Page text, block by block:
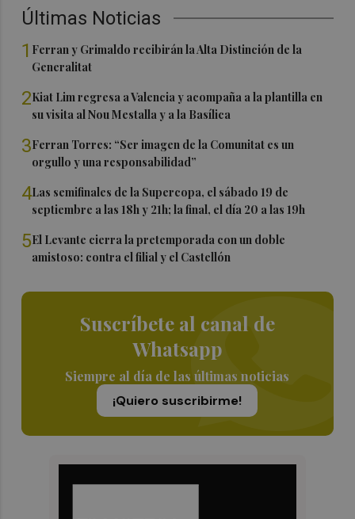
Últimas Noticias
1 Ferran y Grimaldo recibirán la Alta Distinción de la
Generalitat
2Kiat Lim regresa a Valencia y acompaña a la plantilla en
su visita al Nou Mestalla y a la Basílica
3Ferran Torres: “Ser imagen de la Comunitat es un
orgullo y una responsabilidad”
4Las semifinales de la Supercopa, el sábado 19 de
septiembre a las 18h y 21h; la final, el día 20 a las 19h
5El Levante cierra la pretemporada con un doble
amistoso: contra el filial y el Castellón
Suscríbete al canal de
Whatsapp
Siempre al día de las últimas noticias
¡Quiero suscribirme!